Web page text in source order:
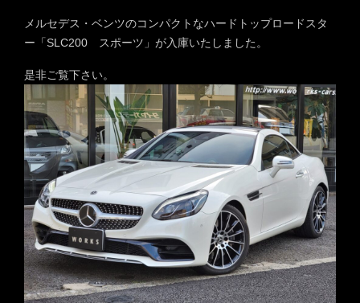
メルセデス・ベンツのコンパクトなハードトップロードスタ
ー「SLC200 スポーツ」が入庫いたしました。
是非ご覧下さい。